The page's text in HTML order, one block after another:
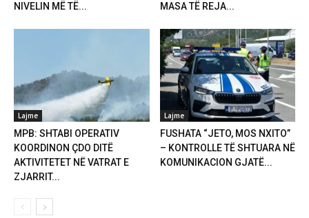
NIVELIN MË TË...
MASA TË REJA...
Lajme
MPB: SHTABI OPERATIV
KOORDINON ÇDO DITË
AKTIVITETET NË VATRAT E
ZJARRIT...
Lajme
FUSHATA “JETO, MOS NXITO”
– KONTROLLE TË SHTUARA NË
KOMUNIKACION GJATË...